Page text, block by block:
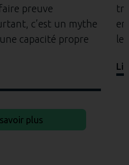
preuve
c’est un mythe
capacité propre
plus